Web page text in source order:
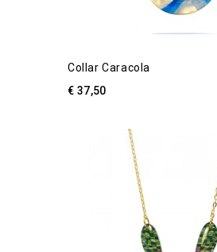
Collar Caracola
€ 37,50